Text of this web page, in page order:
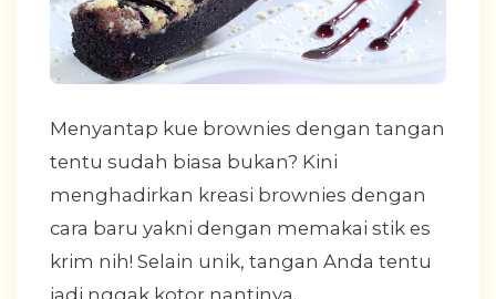
Menyantap kue brownies dengan tangan
tentu sudah biasa bukan? Kini
menghadirkan kreasi brownies dengan
cara baru yakni dengan memakai stik es
krim nih! Selain unik, tangan Anda tentu